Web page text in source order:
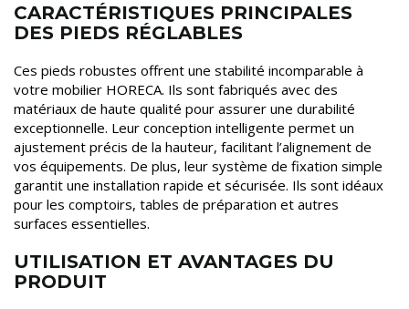
CARACTÉRISTIQUES PRINCIPALES
DES PIEDS RÉGLABLES
Ces pieds robustes offrent une stabilité incomparable à
votre mobilier HORECA. Ils sont fabriqués avec des
matériaux de haute qualité pour assurer une durabilité
exceptionnelle. Leur conception intelligente permet un
ajustement précis de la hauteur, facilitant l’alignement de
vos équipements. De plus, leur système de fixation simple
garantit une installation rapide et sécurisée. Ils sont idéaux
pour les comptoirs, tables de préparation et autres
surfaces essentielles.
UTILISATION ET AVANTAGES DU
PRODUIT